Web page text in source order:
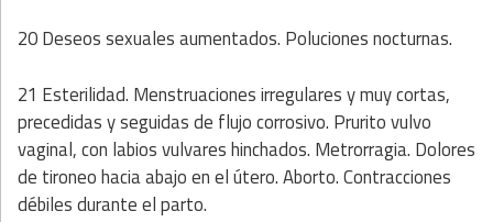
20 Deseos sexuales aumentados. Poluciones nocturnas.
21 Esterilidad. Menstruaciones irregulares y muy cortas,
precedidas y seguidas de flujo corrosivo. Prurito vulvo
vaginal, con labios vulvares hinchados. Metrorragia. Dolores
de tironeo hacia abajo en el útero. Aborto. Contracciones
débiles durante el parto.